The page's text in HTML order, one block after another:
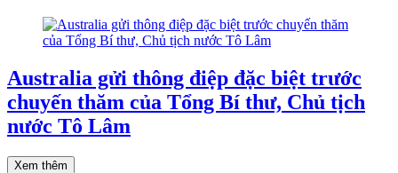
Australia gửi thông điệp đặc biệt trước
chuyến thăm của Tổng Bí thư, Chủ tịch
nước Tô Lâm
Xem thêm